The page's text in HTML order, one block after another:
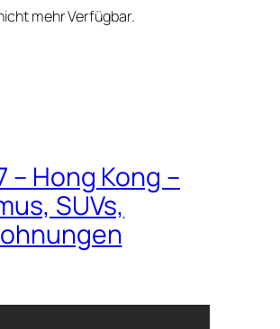
mehr Verfügbar.
– Hong Kong –
SUVs,